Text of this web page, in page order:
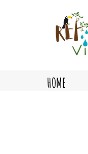
HOME